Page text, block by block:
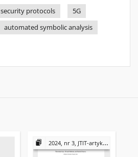
security protocols
5G
automated symbolic analysis
2024, nr 3, JTIT-artykuły